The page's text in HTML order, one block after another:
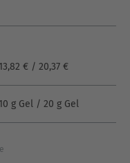
13,82 € / 20,37 €
10 g Gel / 20 g Gel